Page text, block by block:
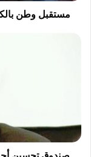
مستقبل وطن
850
جنيهاً
شهرياً